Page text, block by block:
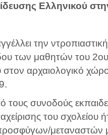
Ελληνικού
την
των μαθητών του 2ου
στον αρχαιολογικό
τους συνοδούς
του σχολείου
μεταναστών